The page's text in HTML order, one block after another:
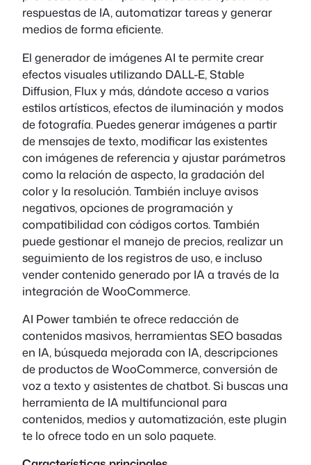
respuestas de IA, automatizar tareas y generar
medios de forma eficiente.
El generador de imágenes AI te permite crear
efectos visuales utilizando DALL-E, Stable
Diffusion, Flux y más, dándote acceso a varios
estilos artísticos, efectos de iluminación y modos
de fotografía. Puedes generar imágenes a partir
de mensajes de texto, modificar las existentes
con imágenes de referencia y ajustar parámetros
como la relación de aspecto, la gradación del
color y la resolución. También incluye avisos
negativos, opciones de programación y
compatibilidad con códigos cortos. También
puede gestionar el manejo de precios, realizar un
seguimiento de los registros de uso, e incluso
vender contenido generado por IA a través de la
integración de WooCommerce.
AI Power también te ofrece redacción de
contenidos masivos, herramientas SEO basadas
en IA, búsqueda mejorada con IA, descripciones
de productos de WooCommerce, conversión de
voz a texto y asistentes de chatbot. Si buscas una
herramienta de IA multifuncional para
contenidos, medios y automatización, este plugin
te lo ofrece todo en un solo paquete.